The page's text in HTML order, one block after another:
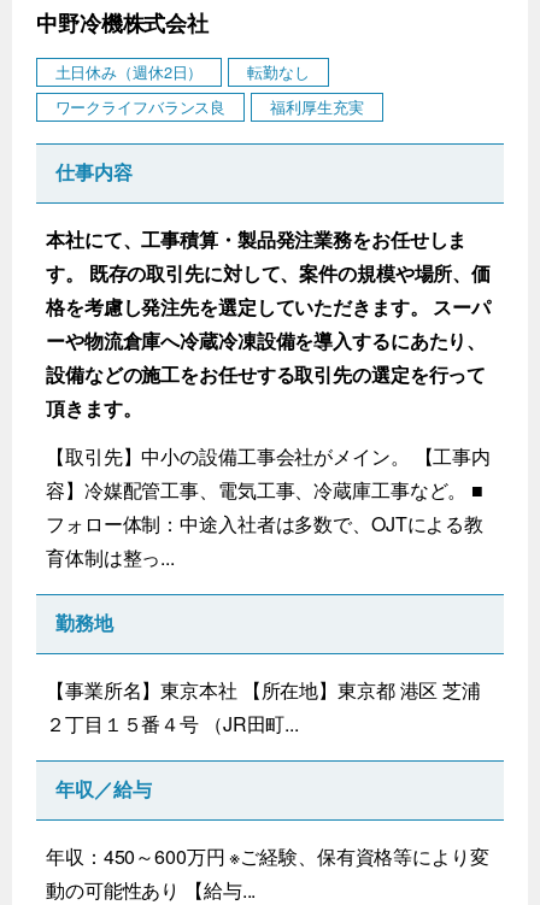
中野冷機株式会社
土日休み（週休2日）
転勤なし
ワークライフバランス良
福利厚生充実
仕事内容
本社にて、工事積算・製品発注業務をお任せしま
す。 既存の取引先に対して、案件の規模や場所、価
格を考慮し発注先を選定していただきます。 スーパ
ーや物流倉庫へ冷蔵冷凍設備を導入するにあたり、
設備などの施工をお任せする取引先の選定を行って
頂きます。
【取引先】中小の設備工事会社がメイン。 【工事内
容】冷媒配管工事、電気工事、冷蔵庫工事など。 ■
フォロー体制：中途入社者は多数で、OJTによる教
育体制は整っ...
勤務地
【事業所名】東京本社 【所在地】東京都 港区 芝浦
２丁目１５番４号 （JR田町...
年収／給与
年収：450～600万円 ※ご経験、保有資格等により変
動の可能性あり 【給与...